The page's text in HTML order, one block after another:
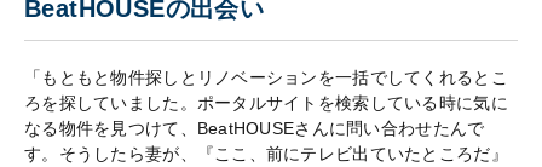
BeatHOUSEの出会い
「もともと物件探しとリノベーションを一括でしてくれるとこ
ろを探していました。ポータルサイトを検索している時に気に
なる物件を見つけて、BeatHOUSEさんに問い合わせたんで
す。そうしたら妻が、『ここ、前にテレビ出ていたところだ』